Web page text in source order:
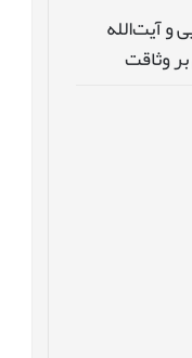
و آیت‌الله
وثاقت